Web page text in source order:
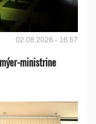
02.08.2026 - 16:57
ministrine